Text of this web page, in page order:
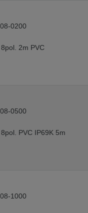
0200
2m PVC
0500
PVC IP69K 5m
1000